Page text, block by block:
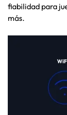
fiabilidad para
más.